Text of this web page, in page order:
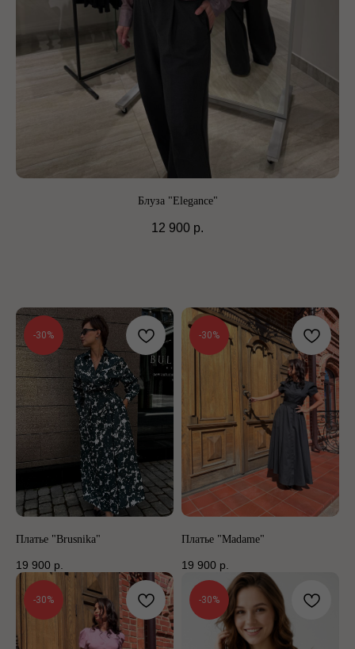
Блуза "Elegance"
12 900 р.
-30%
Платье "Brusnika"
19 900 р.
-30%
Платье "Madame"
19 900 р.
-30% -30%